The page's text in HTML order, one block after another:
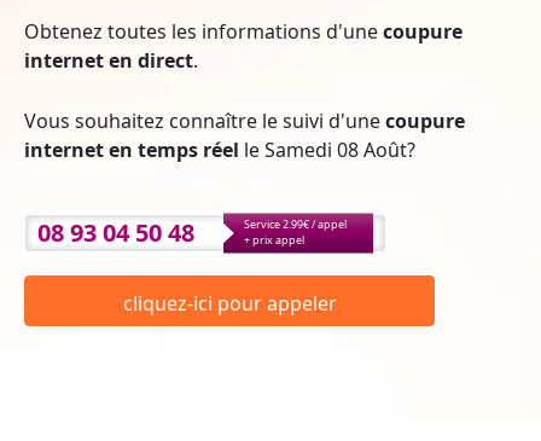
Obtenez toutes les informations d'unecoupure
internet en direct.
Vous souhaitez connaître le suivi d'unecoupure
internet en temps réel le Samedi 08 Août?
08 93 04 50 48
Service 2.99€ / appel
+ prix appel
cliquez-ici pour appeler